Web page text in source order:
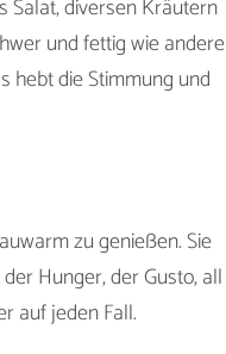
Salat, diversen Kräutern
und fettig wie andere
hebt die Stimmung und
zu genießen. Sie
Hunger, der Gusto, all
auf jeden Fall.